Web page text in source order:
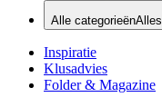
Alle categorieënAlles
Inspiratie
Klusadvies
Folder & Magazine